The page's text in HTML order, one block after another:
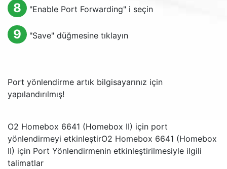
8 "Enable Port Forwarding" i seçin
9 "Save" düğmesine tıklayın
Port yönlendirme artık bilgisayarınız için
yapılandırılmış!
O2 Homebox 6641 (Homebox II) için port
yönlendirmeyi etkinleştirO2 Homebox 6641 (Homebox
II) için Port Yönlendirmenin etkinleştirilmesiyle ilgili
talimatlar